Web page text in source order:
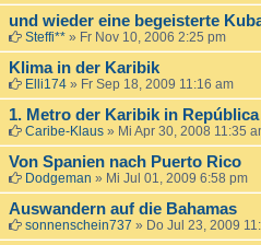
und wieder eine begeisterte
Steffi** » Fr Nov 10, 2006 2:25 pm
Klima in der Karibik
Elli174 » Fr Sep 18, 2009 11:16 am
1. Metro der Karibik in
Caribe-Klaus » Mi Apr 30, 2008 11:35
Von Spanien nach Puerto Rico
Dodgeman » Mi Jul 01, 2009 6:58 pm
Auswandern auf die Bahamas
sonnenschein737 » Do Jul 23, 2009